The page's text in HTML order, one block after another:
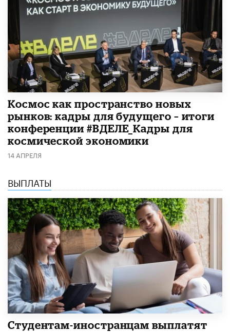
Космос как пространство новых
рынков: кадры для будущего – итоги
конференции #ВДЕЛЕ_Кадры для
космической экономики
14 АПРЕЛЯ
ВЫПЛАТЫ
Студентам-иностранцам выплатят